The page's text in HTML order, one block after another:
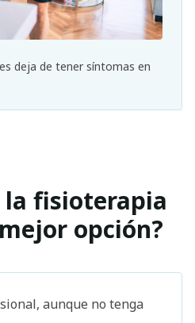
deja de tener síntomas en
la fisioterapia
opción?
aunque no tenga